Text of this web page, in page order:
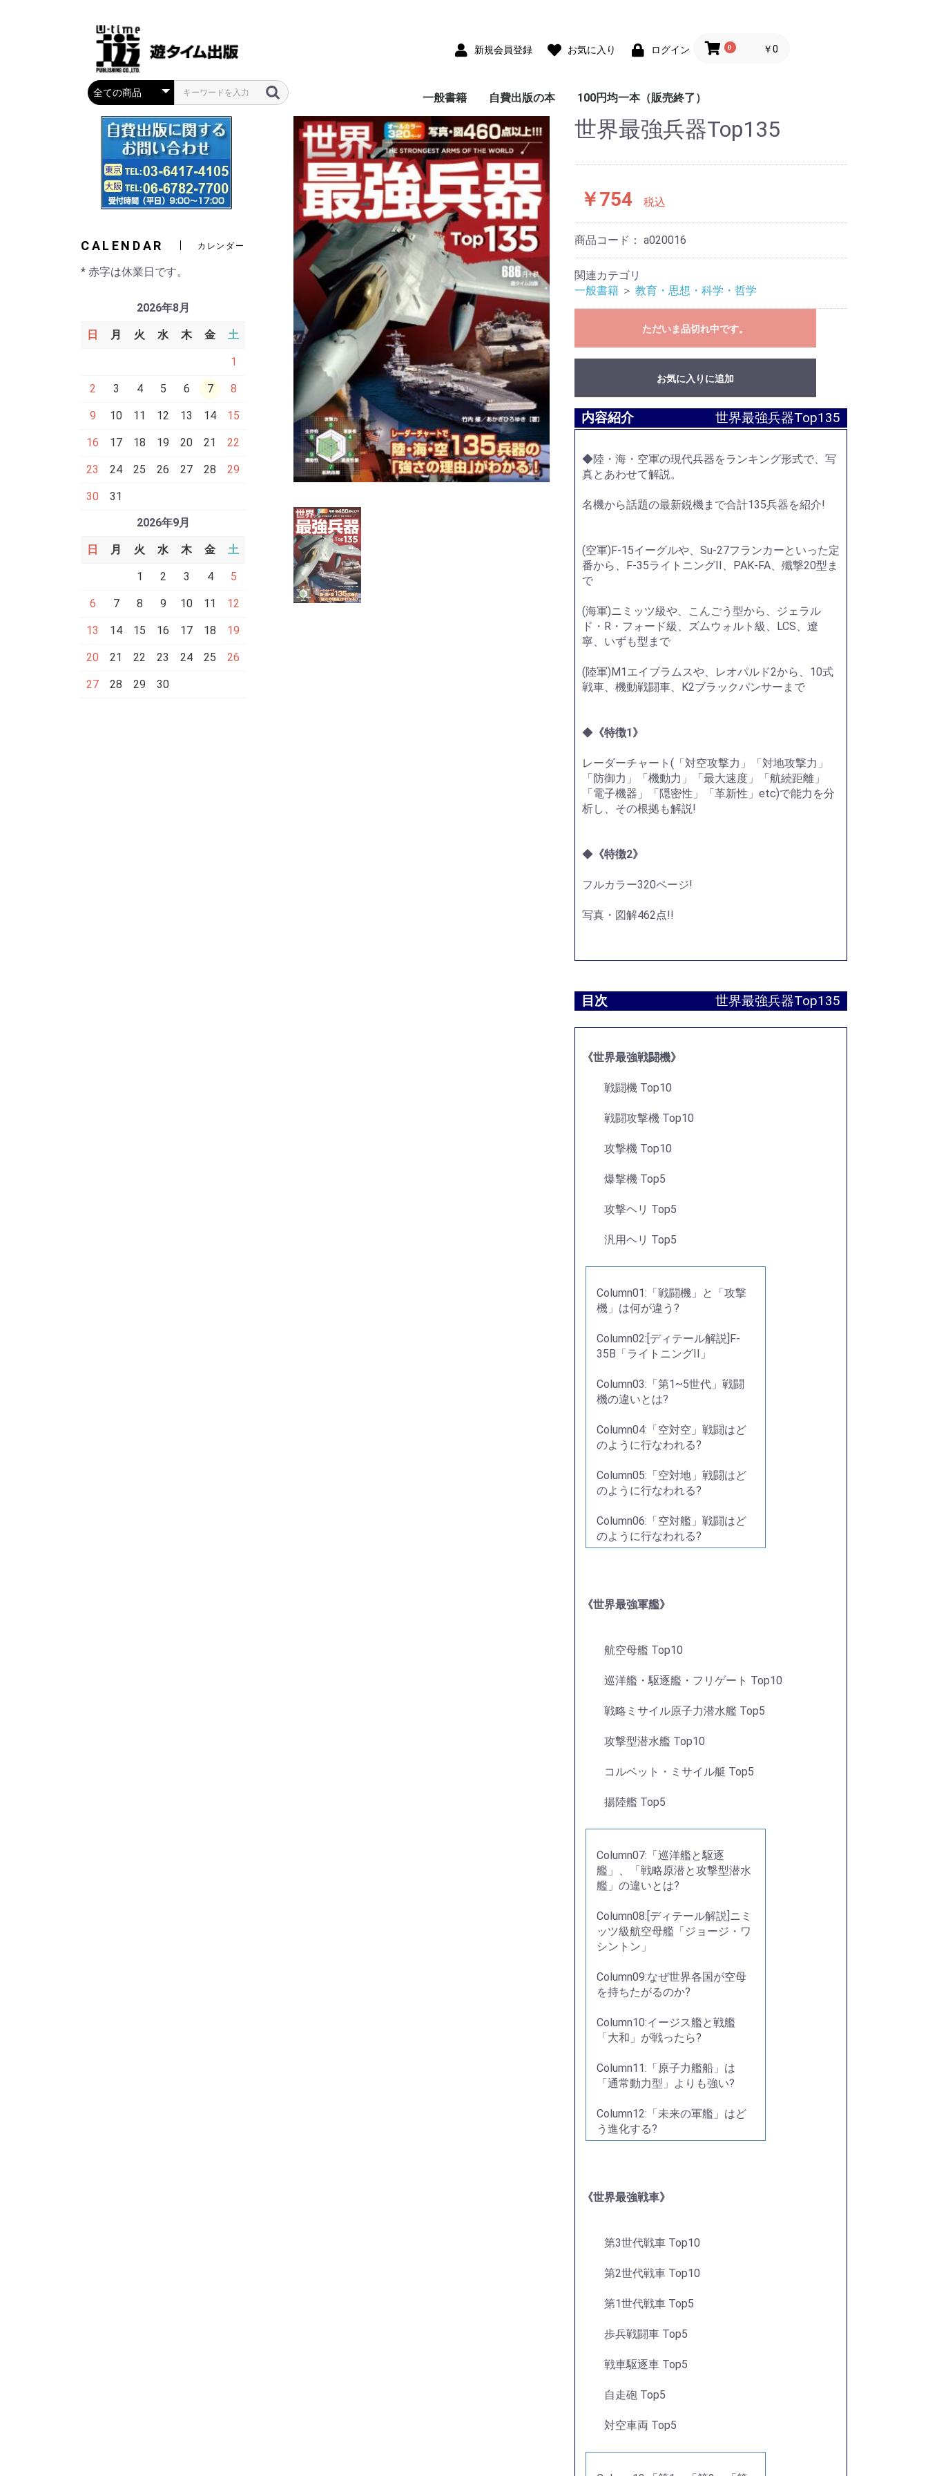
新規会員登録 お気に入り ログイン 0 ￥0
一般書籍
児童書(童話・絵本・
紙芝居)
雑貨付き書籍
小説・フィクション
写真集
サブカルチャー
教育・思想・科学・哲
学
エッセイ・ノンフィク
ション
ビジネス
ガイド・紀行・歴史
趣味・実用・娯楽
画集・美術・工芸
自費出版の本
画集
ポストカードコレクシ
ョン
CD-ROM
児童書(童話・絵本・
紙芝居)
エッセイ・ノンフィク
ション
小説・フィクション
教育・思想・科学・哲
学
ビジネス
ガイド・紀行・歴史
趣味・実用・娯楽
写真集
100円均一本（販売終了）
大人のための100円均一
ポケットカラーブック
趣味
辞典
地図
脳のトレーニング
練習帳
子供のための100円均一
英会話
しかけ絵本
童話
工作
学習ドリル
あそび
もじ練習帳
CALENDAR カレンダー
* 赤字は休業日です。
2026年8月
日 月 火 水 木 金 土
1
2 3 4 5 6 7 8
9 10 11 12 13 14 15
16 17 18 19 20 21 22
23 24 25 26 27 28 29
30
31
2026年9月
日 月 火 水 木 金 土
1 2 3 4 5
6 7 8 9 10 11 12
13 14 15 16 17 18 19
20 21 22 23 24 25 26
27 28 29 30
世界最強兵器Top135
￥754 税込
商品コード： a020016
関連カテゴリ
一般書籍 ＞ 教育・思想・科学・哲学
ただいま品切れ中です。
お気に入りに追加
内容紹介 世界最強兵器Top135
◆陸・海・空軍の現代兵器をランキング形式で、写
真とあわせて解説。
名機から話題の最新鋭機まで合計135兵器を紹介!
(空軍)F-15イーグルや、Su-27フランカーといった定
番から、F-35ライトニングII、PAK-FA、殲撃20型ま
で
(海軍)ニミッツ級や、こんごう型から、ジェラル
ド・R・フォード級、ズムウォルト級、LCS、遼
寧、いずも型まで
(陸軍)M1エイブラムスや、レオパルド2から、10式
戦車、機動戦闘車、K2ブラックパンサーまで
◆《特徴1》
レーダーチャート(「対空攻撃力」「対地攻撃力」
「防御力」「機動力」「最大速度」「航続距離」
「電子機器」「隠密性」「革新性」etc)で能力を分
析し、その根拠も解説!
◆《特徴2》
フルカラー320ページ!
写真・図解462点!!
目次 世界最強兵器Top135
《世界最強戦闘機》
戦闘機 Top10
戦闘攻撃機 Top10
攻撃機 Top10
爆撃機 Top5
攻撃ヘリ Top5
汎用ヘリ Top5
Column01:「戦闘機」と「攻撃
機」は何が違う?
Column02:[ディテール解説]F-
35B「ライトニングII」
Column03:「第1~5世代」戦闘
機の違いとは?
Column04:「空対空」戦闘はど
のように行なわれる?
Column05:「空対地」戦闘はど
のように行なわれる?
Column06:「空対艦」戦闘はど
のように行なわれる?
《世界最強軍艦》
航空母艦 Top10
巡洋艦・駆逐艦・フリゲート Top10
戦略ミサイル原子力潜水艦 Top5
攻撃型潜水艦 Top10
コルベット・ミサイル艇 Top5
揚陸艦 Top5
Column07:「巡洋艦と駆逐
艦」、「戦略原潜と攻撃型潜水
艦」の違いとは?
Column08:[ディテール解説]ニミ
ッツ級航空母艦「ジョージ・ワ
シントン」
Column09:なぜ世界各国が空母
を持ちたがるのか?
Column10:イージス艦と戦艦
「大和」が戦ったら?
Column11:「原子力艦船」は
「通常動力型」よりも強い?
Column12:「未来の軍艦」はど
う進化する?
《世界最強戦車》
第3世代戦車 Top10
第2世代戦車 Top10
第1世代戦車 Top5
歩兵戦闘車 Top5
戦車駆逐車 Top5
自走砲 Top5
対空車両 Top5